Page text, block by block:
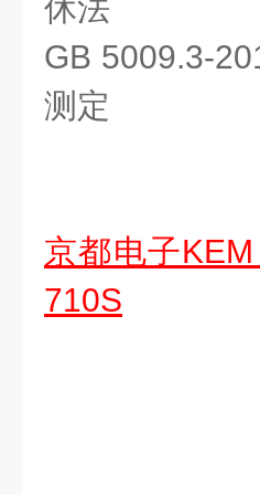
休法
GB 5009.3-
测定
京都电子
710S